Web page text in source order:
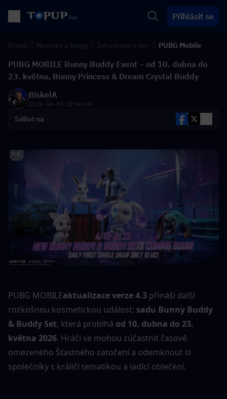
Přihlásit se
PUBG Mobile
PUBG MOBILE Bunny Buddy Event – od 10. dubna do
23. května, Bunny Princess & Dream Crystal Buddy
BiskelA
2026-04-09 22:46:45
Sdílet na
PUBG MOBILEaktualizace verze 4.3 přináší další
rozkošnou kosmetickou událost: sadu Bunny Buddy
& Buddy Set, která probíhá od 10. dubna do 23.
května 2026. Hráči se mohou zúčastnit časově
omezeného Šťastného zatočení a odemknout si
společníky s králičí tematikou a ladící oblečení.